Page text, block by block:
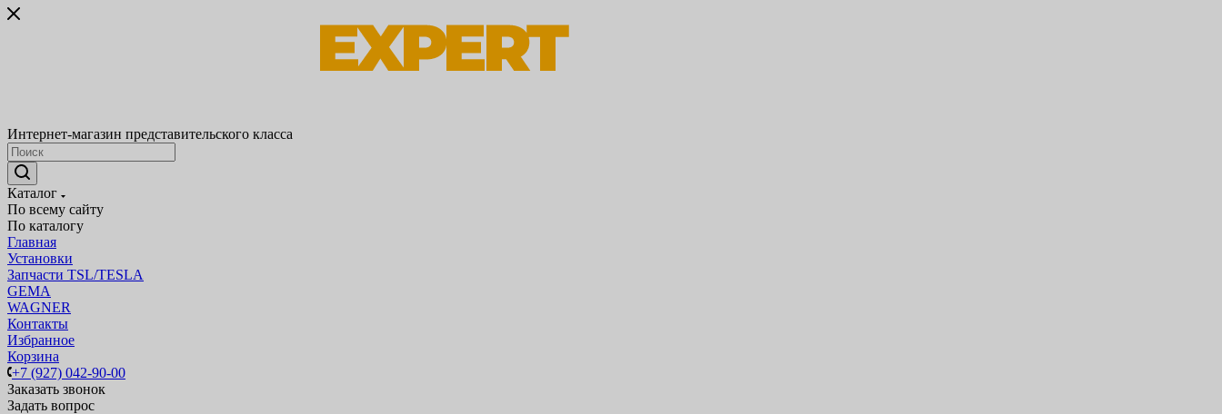
Интернет-магазин представительского класса
Каталог
По всему сайту
По каталогу
Главная
Установки
Запчасти TSL/TESLA
GEMA
WAGNER
Контакты
Избранное
Корзина
+7 (927) 042-90-00
Заказать звонок
Задать вопрос